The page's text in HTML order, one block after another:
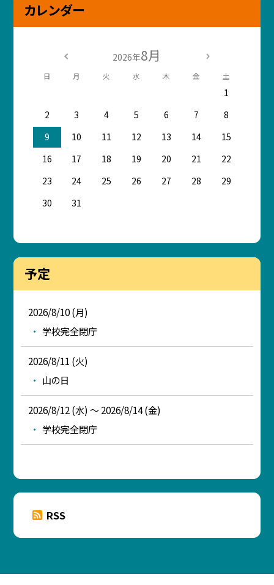
カレンダー
2026年8月
日 月 火 水 木 金 土
1
2
3 4 5 6 7
8
9
10 11 12 13 14
15
16
17 18 19 20 21
22
23
24 25 26 27 28
29
30
31
予定
2026/8/10 (月)
学校完全閉庁
2026/8/11 (火)
山の日
2026/8/12 (水) ～ 2026/8/14 (金)
学校完全閉庁
RSS